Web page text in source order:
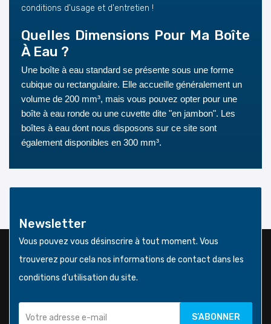
conditions d'usage et d'entretien !
Quelles Dimensions Pour Ma Boîte
À Eau ?
Une boîte à eau standard se présente sous une forme
cubique ou rectangulaire. Elle accueille généralement un
volume de 200 mm³, mais vous pouvez opter pour une
boîte à eau ronde ou une cuvette dite "en jambon". Les
boîtes à eau dont nous disposons sur ce site sont
également disponibles en 300 mm³.
Newsletter
Vous pouvez vous désinscrire à tout moment. Vous
trouverez pour cela nos informations de contact dans les
conditions d'utilisation du site.